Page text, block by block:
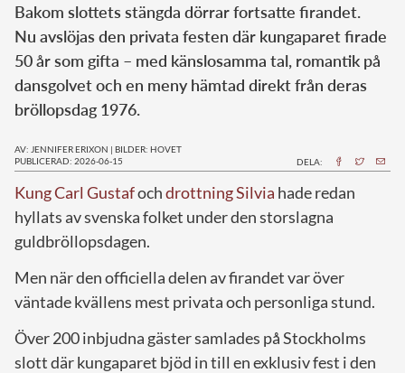
Bakom slottets stängda dörrar fortsatte firandet.
Nu avslöjas den privata festen där kungaparet firade
50 år som gifta – med känslosamma tal, romantik på
dansgolvet och en meny hämtad direkt från deras
bröllopsdag 1976.
AV: JENNIFER ERIXON | BILDER: HOVET
PUBLICERAD: 2026-06-15
DELA:
Kung Carl Gustafochdrottning Silvia hade redan
hyllats av svenska folket under den storslagna
guldbröllopsdagen.
Men när den officiella delen av firandet var över
väntade kvällens mest privata och personliga stund.
Över 200 inbjudna gäster samlades på Stockholms
slott där kungaparet bjöd in till en exklusiv fest i den